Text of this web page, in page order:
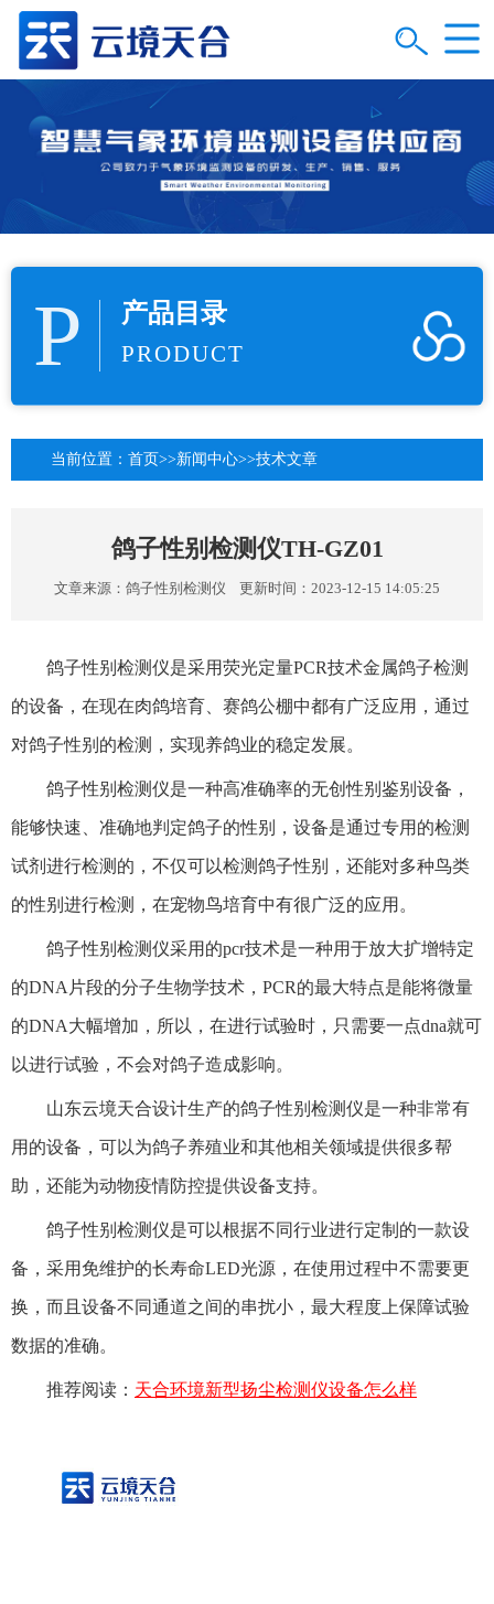
P 产品目录
PRODUCT
当前位置： 首页>>新闻中心>>技术文章
鸽子性别检测仪TH-GZ01
文章来源： 鸽子性别检测仪 更新时间：2023-12-15 14:05:25
鸽子性别检测仪是采用荧光定量PCR技术金属鸽子检测
的设备，在现在肉鸽培育、赛鸽公棚中都有广泛应用，通过
对鸽子性别的检测，实现养鸽业的稳定发展。
鸽子性别检测仪是一种高准确率的无创性别鉴别设备，
能够快速、准确地判定鸽子的性别，设备是通过专用的检测
试剂进行检测的，不仅可以检测鸽子性别，还能对多种鸟类
的性别进行检测，在宠物鸟培育中有很广泛的应用。
鸽子性别检测仪采用的pcr技术是一种用于放大扩增特定
的DNA片段的分子生物学技术，PCR的最大特点是能将微量
的DNA大幅增加，所以，在进行试验时，只需要一点dna就可
以进行试验，不会对鸽子造成影响。
山东云境天合设计生产的鸽子性别检测仪是一种非常有
用的设备，可以为鸽子养殖业和其他相关领域提供很多帮
助，还能为动物疫情防控提供设备支持。
鸽子性别检测仪是可以根据不同行业进行定制的一款设
备，采用免维护的长寿命LED光源，在使用过程中不需要更
换，而且设备不同通道之间的串扰小，最大程度上保障试验
数据的准确。
推荐阅读： 天合环境新型扬尘检测仪设备怎么样